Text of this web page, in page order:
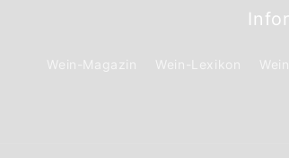
Wein-Magazin Wein-Lexikon